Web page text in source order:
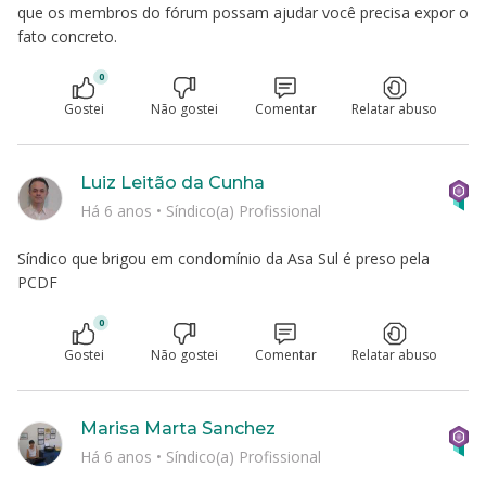
que os membros do fórum possam ajudar você precisa expor o
fato concreto.
0
Gostei Não gostei Comentar Relatar abuso
Síndico que brigou em condomínio da Asa Sul é preso pela
PCDF
Luiz Leitão da Cunha
Há 6 anos • Síndico(a) Profissional
0
Gostei Não gostei Comentar Relatar abuso
Marisa Marta Sanchez
Há 6 anos • Síndico(a) Profissional